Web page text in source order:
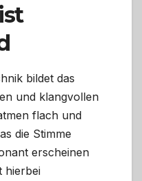
bildet das
und klangvollen
flach und
die Stimme
erscheinen
hierbei